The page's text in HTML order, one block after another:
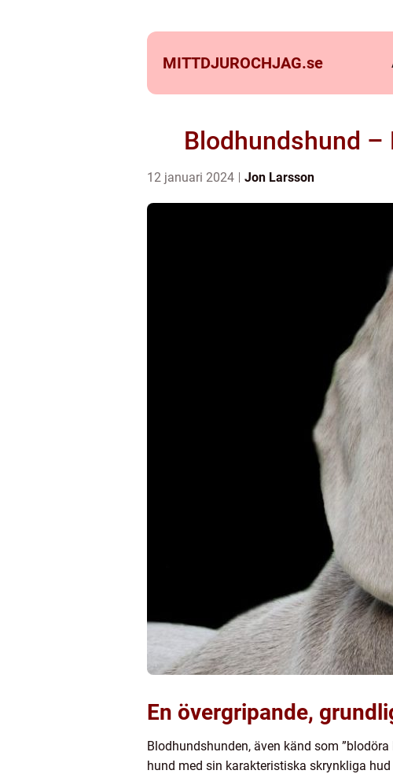
MITTDJUROCHJAG.se
Blodhundshund
12 januari 2024 Jon Larsson
En övergripande,
Blodhundshunden, även känd som
hund med sin karakteristiska skrynkliga